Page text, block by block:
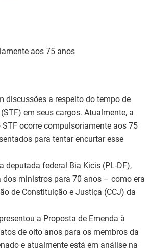
aos 75 anos
discussões a respeito do tempo de
em seus cargos. Atualmente, a
ocorre compulsoriamente aos 75
para tentar encurtar esse
deputada federal Bia Kicis (PL-DF),
ministros para 70 anos – como era
de Constituição e Justiça (CCJ) da
a Proposta de Emenda à
de oito anos para os membros da
e atualmente está em análise na